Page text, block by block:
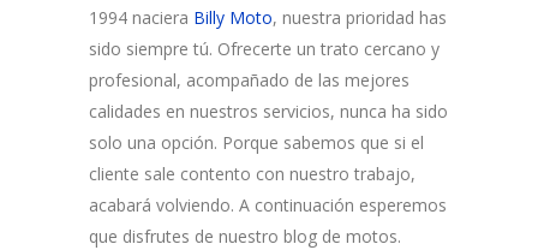
1994 naciera Billy Moto, nuestra prioridad has
sido siempre tú. Ofrecerte un trato cercano y
profesional, acompañado de las mejores
calidades en nuestros servicios, nunca ha sido
solo una opción. Porque sabemos que si el
cliente sale contento con nuestro trabajo,
acabará volviendo. A continuación esperemos
que disfrutes de nuestro blog de motos.